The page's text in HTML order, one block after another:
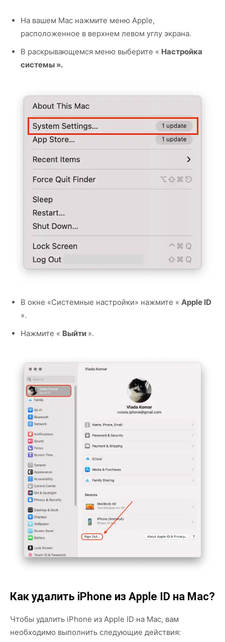
На вашем Mac нажмите меню Apple,
расположенное в верхнем левом углу экрана.
В раскрывающемся меню выберите « Настройка
системы ».
В окне «Системные настройки» нажмите « Apple ID
».
Нажмите « Выйти ».
Как удалить iPhone из Apple ID на Mac?
Чтобы удалить iPhone из Apple ID на Mac, вам
необходимо выполнить следующие действия: